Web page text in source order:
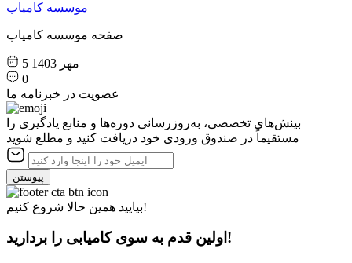
موسسه کامیاب
صفحه موسسه کامیاب
5 مهر 1403
0
عضویت در خبرنامه ما
بینش‌های تخصصی، به‌روزرسانی دوره‌ها و منابع یادگیری را
مستقیماً در صندوق ورودی خود دریافت کنید و مطلع شوید
پیوستن
بیایید همین حالا شروع کنیم!
اولین قدم به سوی کامیابی را بردارید!